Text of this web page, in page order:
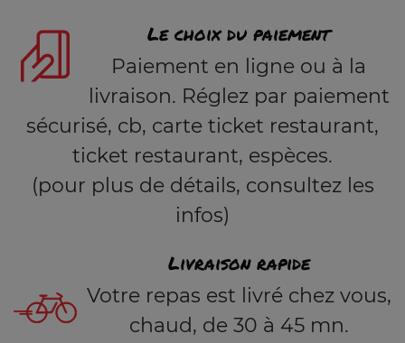
Le choix du paiement
Paiement en ligne ou à la
livraison. Réglez par paiement
sécurisé, cb, carte ticket restaurant,
ticket restaurant, espèces.
(pour plus de détails, consultez les
infos)
Livraison rapide
Votre repas est livré chez vous,
chaud, de 30 à 45 mn.